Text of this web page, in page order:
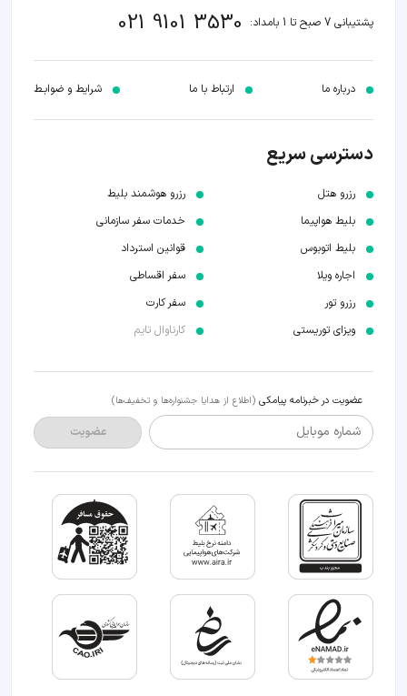
پشتیبانی 7 صبح تا 1 بامداد: 021 9101 3530
درباره ما ارتباط با ما شرایط و ضوابـط
دسترسی سریع
رزرو هتل
بلیط هواپیما
بلیط اتوبوس
اجاره ویلا
رزرو تور
ویزای توریستی
رزرو هوشمند بلیط
خدمات سفر سازمانی
قوانین استرداد
سفر اقساطی
سفر کارت
کارناوال تایم
عضویت در خبرنامه پیامکی (اطلاع از هدایا جشنواره‌ها و تخفیف‌ها)
شماره موبایل عضویت